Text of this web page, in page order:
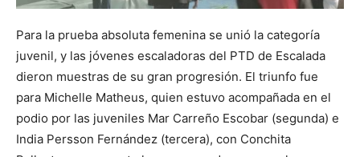
Para la prueba absoluta femenina se unió la categoría
juvenil, y las jóvenes escaladoras del PTD de Escalada
dieron muestras de su gran progresión. El triunfo fue
para Michelle Matheus, quien estuvo acompañada en el
podio por las juveniles Mar Carreño Escobar (segunda) e
India Persson Fernández (tercera), con Conchita